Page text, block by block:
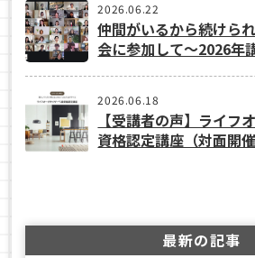
2026.06.22
仲間がいるから続けら
会に参加して～2026年
2026.06.18
【受講者の声】ライフ
資格認定講座（対面開催
最新の記事